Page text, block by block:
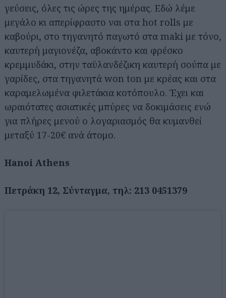
γεύσεις, όλες τις ώρες της ημέρας. Εδώ λέμε
μεγάλο κι απερίφραστο ναι στα hot rolls με
καβούρι, στο τηγανητό παγωτό στα maki με τόνο,
καυτερή μαγιονέζα, αβοκάντο και φρέσκο
κρεμμυδάκι, στην ταϋλανδέζικη καυτερή σούπα με
γαρίδες, στα τηγανητά won ton με κρέας και στα
καραμελωμένα φιλετάκια κοτόπουλο. Έχει και
ωραιότατες ασιατικές μπύρες να δοκιμάσεις ενώ
για πλήρες μενού ο λογαριασμός θα κυμανθεί
μεταξύ 17-20€ ανά άτομο.
Hanoi Athens
Πετράκη 12, Σύνταγμα, τηλ: 213 0451379